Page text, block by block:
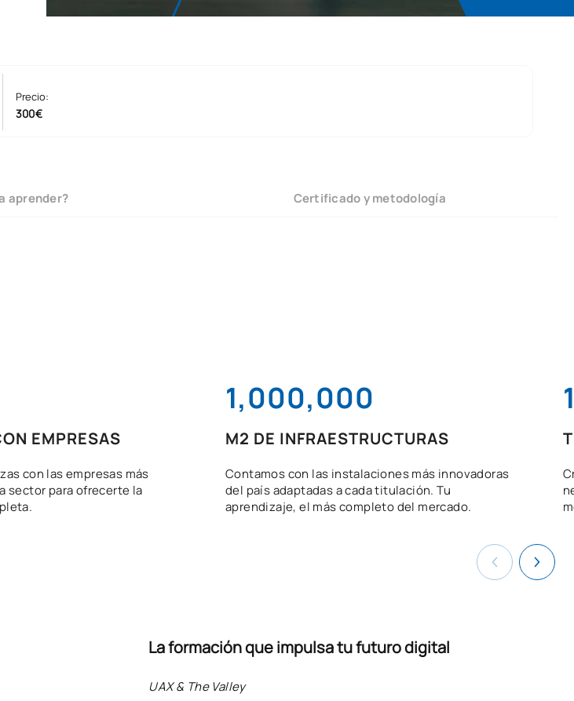
Precio:
300€
aprender? Certificado y metodología
EMPRESAS
con las empresas más
sector para ofrecerte la
1,000,000
M2 DE INFRAESTRUCTURAS
Contamos con las instalaciones más innovadoras
del país adaptadas a cada titulación. Tu
aprendizaje, el más completo del mercado.
La formación que impulsa tu futuro digital
UAX & The Valley